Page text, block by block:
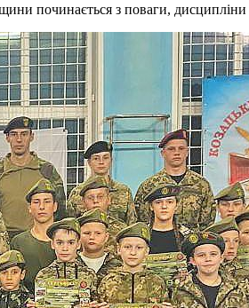
починається з поваги, дисципліни